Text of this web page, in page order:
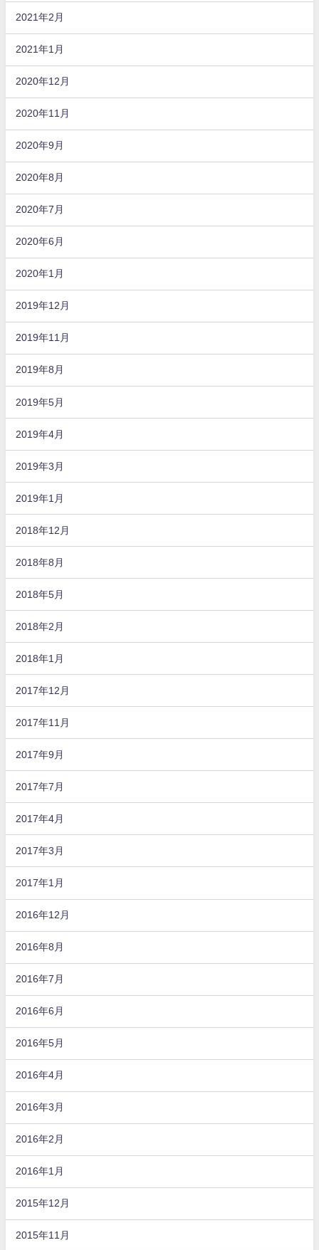
2021年2月
2021年1月
2020年12月
2020年11月
2020年9月
2020年8月
2020年7月
2020年6月
2020年1月
2019年12月
2019年11月
2019年8月
2019年5月
2019年4月
2019年3月
2019年1月
2018年12月
2018年8月
2018年5月
2018年2月
2018年1月
2017年12月
2017年11月
2017年9月
2017年7月
2017年4月
2017年3月
2017年1月
2016年12月
2016年8月
2016年7月
2016年6月
2016年5月
2016年4月
2016年3月
2016年2月
2016年1月
2015年12月
2015年11月